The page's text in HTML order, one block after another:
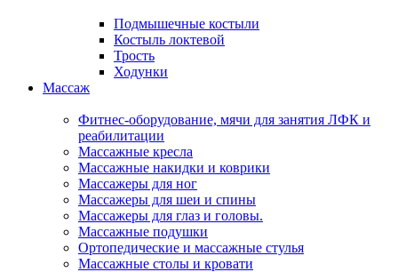
Подмышечные костыли
Костыль локтевой
Трость
Ходунки
Массаж
Фитнес-оборудование, мячи для занятия ЛФК и
реабилитации
Массажные кресла
Массажные накидки и коврики
Массажеры для ног
Массажеры для шеи и спины
Массажеры для глаз и головы.
Массажные подушки
Ортопедические и массажные стулья
Массажные столы и кровати